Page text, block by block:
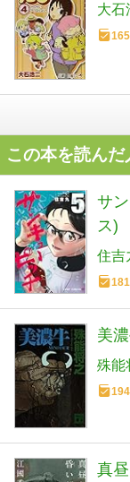
大石
165
この本を読ん
サ
ス)
住吉
181
美
殊能
真